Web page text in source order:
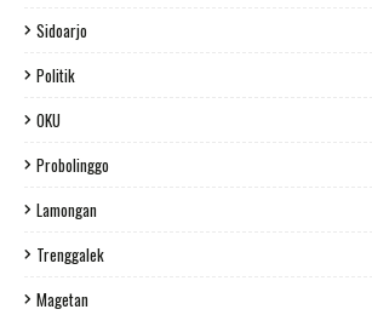
Sidoarjo
Politik
OKU
Probolinggo
Lamongan
Trenggalek
Magetan